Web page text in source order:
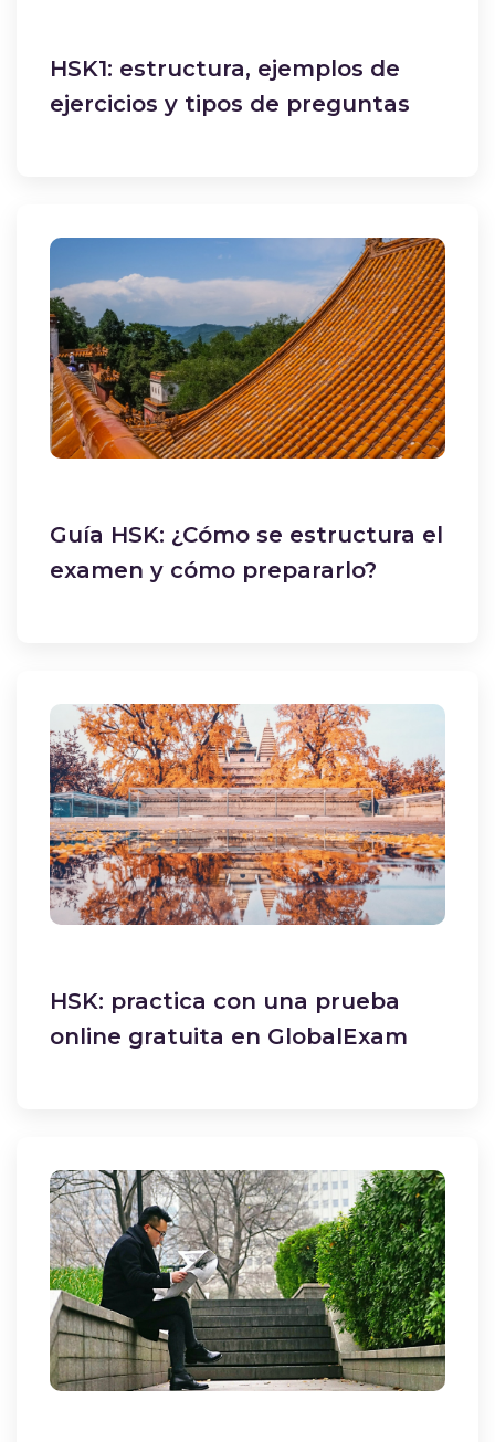
HSK1: estructura, ejemplos de
ejercicios y tipos de preguntas
Guía HSK: ¿Cómo se estructura el
examen y cómo prepararlo?
HSK: practica con una prueba
online gratuita en GlobalExam